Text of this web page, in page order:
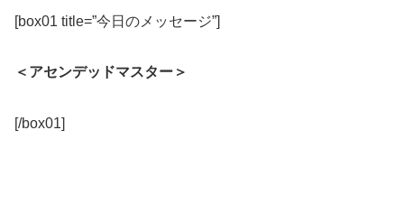
[box01 title=”今日のメッセージ”]
＜アセンデッドマスター＞
[/box01]